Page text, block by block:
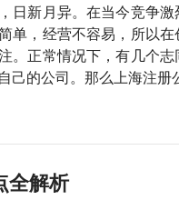
日新月异。在当今竞争
单，经营不容易，所以
。正常情况下，有几个
己的公司。那么上海注册
全解析